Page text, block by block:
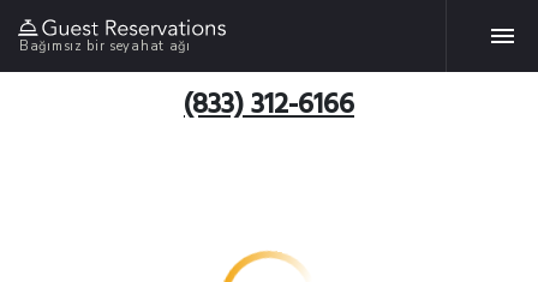
Bağımsız bir seyahat ağı
(833) 312-6166